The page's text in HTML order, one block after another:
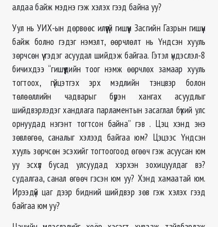
алдаа байж мэднэ гэж хэлэх гээд байна уу?
Уул нь УИХ-ын дөрвөөс илүүгүй гишүүн Засгийн Газрын гишүүн
байж болно гэдэг нэмэлт, өөрчлөлт нь Үндсэн хууль
зөрчсөн үү гэдэг асуудал шийдэж байгаа. Гэтэл үндэслэл-8
бичихдээ “гишүүдийн тоог нэмж өөрчлөх замаар хууль
тогтоох, гүйцэтгэх эрх мэдлийн тэнцвэр болон
төлөөллийн чадварыг бүрэн хангах асуудлыг
шийдвэрлэдэг хандлага парламентын засаглал бүхий улс
орнуудад нэгэнт тогтсон байна” гэв . Цэц хэнд энэ
зөвлөгөө, саналыг хэлээд байгаа юм? Цэцээс Үндсэн
хууль зөрчсөн эсэхийг тогтоогоод өгөөч гэж асуусан юм
уу эсхүл бусад улсуудад хэрхэн зохицуулдаг вэ?
судалгаа, санал өгөөч гэсэн юм уу? Хэнд хамаатай юм.
Ирээдүй цаг дээр бидний шийдвэр зөв гэж хэлэх гээд
байгаа юм уу?